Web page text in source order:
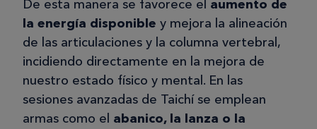
De esta manera se favorece el aumento de
la energía disponible y mejora la alineación
de las articulaciones y la columna vertebral,
incidiendo directamente en la mejora de
nuestro estado físico y mental. En las
sesiones avanzadas de Taichí se emplean
armas como el abanico, la lanza o la